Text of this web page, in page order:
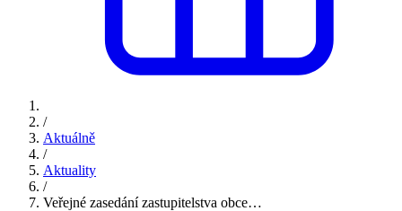
/
Aktuálně
/
Aktuality
/
Veřejné zasedání zastupitelstva obce…